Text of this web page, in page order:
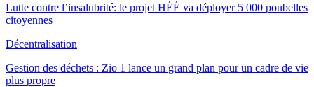
Lutte contre l’insalubrité: le projet HÉÉ va déployer 5 000 poubelles
citoyennes
Décentralisation
Gestion des déchets : Zio 1 lance un grand plan pour un cadre de vie
plus propre